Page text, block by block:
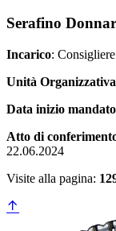
Serafino
Incarico:
Unità Organizzativa
Data inizio mandato
Atto di
22.06.2024
Visite alla pagina: